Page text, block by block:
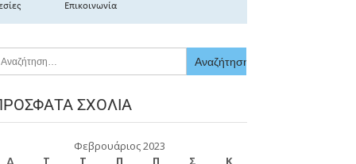
Επικοινωνία
ΣΧΌΛΙΑ
Φεβρουάριος 2023
Δ
Τ Τ Π Π Σ Κ